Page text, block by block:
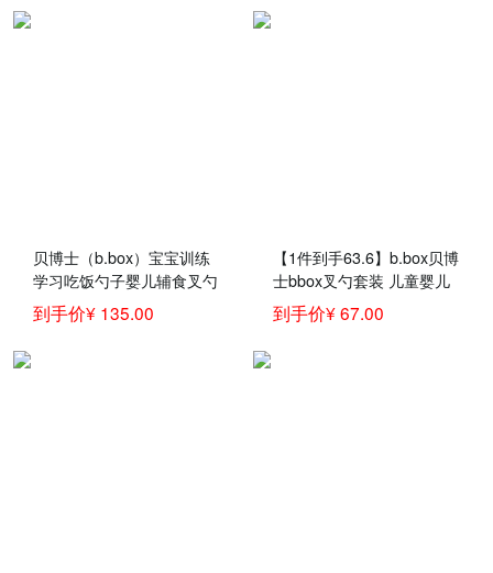
贝博士（b.box）宝宝训练
学习吃饭勺子婴儿辅食叉勺
套装三合一辅食吸管碗儿童
餐具新 bbox叉勺+碗-红橙
到手价¥ 135.00
【1件到手63.6】b.box贝博
士bbox叉勺套装 儿童婴儿
叉子勺子弯头勺 宝宝儿童
餐具训练勺 海水蓝
到手价¥ 67.00